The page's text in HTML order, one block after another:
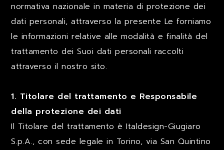
LAVORA CON NOI
CONTATTI
normativa nazionale in materia di protezione dei
dati personali, attraverso la presente Le forniamo
le informazioni relative alle modalità e finalità del
trattamento dei Suoi dati personali raccolti
attraverso il nostro sito.
1. Titolare del trattamento e Responsabile
della protezione dei dati
Il Titolare del trattamento è Italdesign-Giugiaro
S.p.A., con sede legale in Torino, via San Quintino